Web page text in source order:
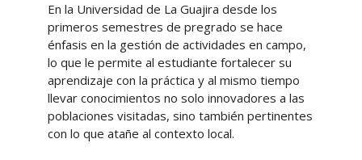
En la Universidad de La Guajira desde los
primeros semestres de pregrado se hace
énfasis en la gestión de actividades en campo,
lo que le permite al estudiante fortalecer su
aprendizaje con la práctica y al mismo tiempo
llevar conocimientos no solo innovadores a las
poblaciones visitadas, sino también pertinentes
con lo que atañe al contexto local.